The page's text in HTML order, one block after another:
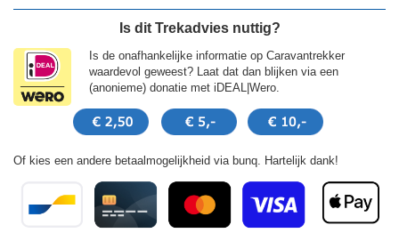
Is dit Trekadvies nuttig?
Is de onafhankelijke informatie op Caravantrekker
waardevol geweest? Laat dat dan blijken via een
(anonieme) donatie met iDEAL|Wero.
Of kies een andere betaalmogelijkheid via bunq. Hartelijk dank!